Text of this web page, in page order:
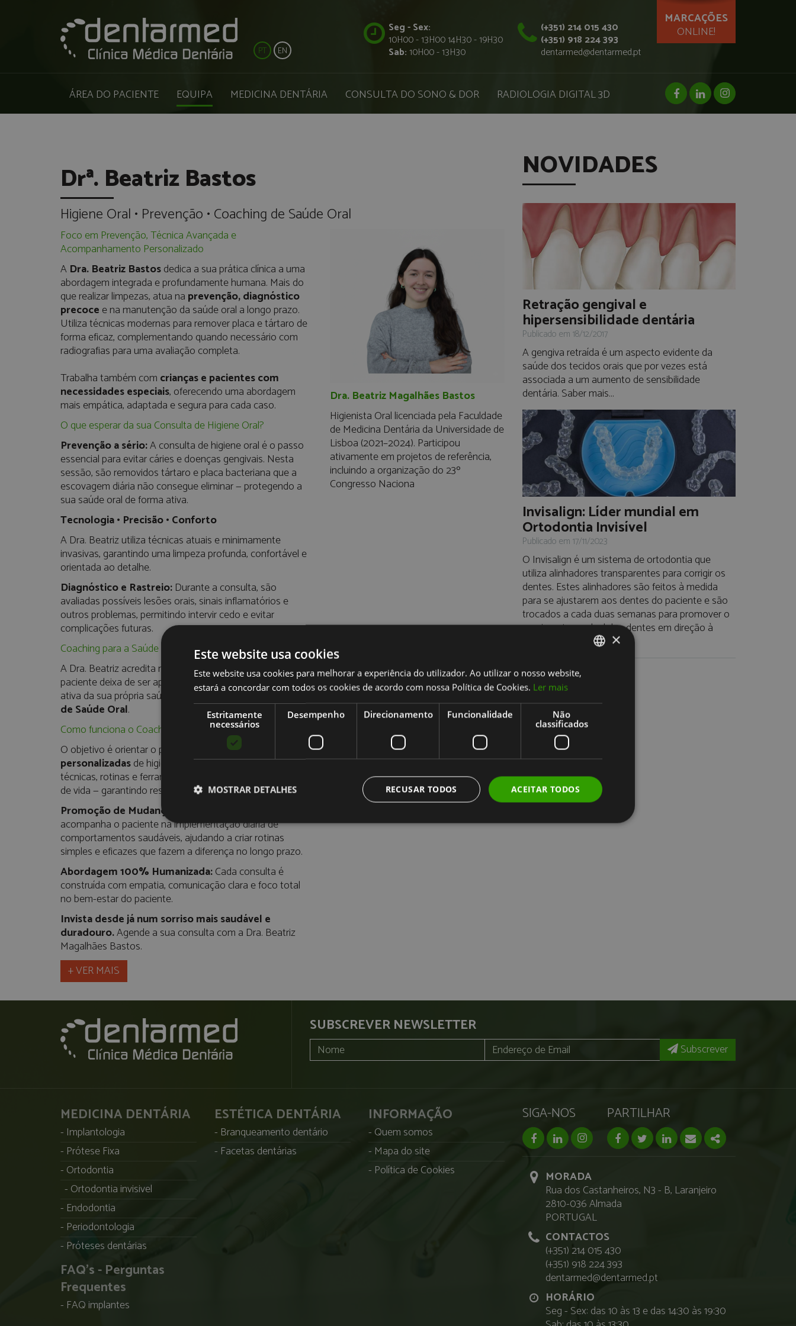
PT EN
Seg - Sex:
10H00 - 13H00 14H30 - 19H30
Sab:10H00 - 13H30
(+351) 214 015 430
(+351) 918 224 393
dentarmed@dentarmed.pt
MARCAÇÕES
ONLINE!
facebook page
linkedin pageinstagram page
ÁREA DO PACIENTE EQUIPA MEDICINA DENTÁRIA CONSULTA DO SONO & DOR RADIOLOGIA DIGITAL 3D
Drª. Beatriz Bastos
Higiene Oral • Prevenção • Coaching de Saúde Oral
Foco em Prevenção, Técnica Avançada e
Acompanhamento Personalizado
A Dra. Beatriz Bastosdedica a sua prática clínica a uma
abordagem integrada e profundamente humana. Mais do
que realizar limpezas, atua na prevenção, diagnóstico
precoce e na manutenção da saúde oral a longo prazo.
Utiliza técnicas modernas para remover placa e tártaro de
forma eficaz, complementando quando necessário com
radiografias para uma avaliação completa.
Trabalha também com crianças e pacientes com
necessidades especiais, oferecendo uma abordagem
mais empática, adaptada e segura para cada caso.
O que esperar da sua Consulta de Higiene Oral?
Prevenção a sério:A consulta de higiene oral é o passo
essencial para evitar cáries e doenças gengivais. Nesta
sessão, são removidos tártaro e placa bacteriana que a
escovagem diária não consegue eliminar — protegendo a
sua saúde oral de forma ativa.
Tecnologia • Precisão • Conforto
A Dra. Beatriz utiliza técnicas atuais e minimamente
invasivas, garantindo uma limpeza profunda, confortável e
orientada ao detalhe.
Diagnóstico e Rastreio: Durante a consulta, são
avaliadas possíveis lesões orais, sinais inflamatórios e
outros problemas, permitindo intervir cedo e evitar
complicações futuras.
Coaching para a Saúde Oral: Uma Parceria para o Futuro
A Dra. Beatriz acredita numa abordagem em que o
paciente deixa de ser apenas “tratado” e passa a ser parte
ativa da sua própria saúde. É aqui que entra oCoaching
de Saúde Oral.
Como funciona o Coaching?
O objetivo é orientar o paciente com
estratégias
personalizadasde higiene oral. A Dra. Beatriz adapta
técnicas, rotinas e ferramentas aos seus hábitos e estilo
de vida — garantindo resultados reais e sustentáveis.
Promoção de Mudança de Hábitos:
acompanha o paciente na implementação diária de
comportamentos saudáveis, ajudando a criar rotinas
simples e eficazes que fazem a diferença no longo prazo.
Abordagem 100% Humanizada:Cada consulta é
construída com empatia, comunicação clara e foco total
no bem-estar do paciente.
Invista desde já num sorriso mais saudável e
duradouro.Agende a sua consulta com a Dra. Beatriz
Magalhães Bastos.
+ VER MAIS
Dra. Beatriz Magalhães Bastos
Higienista Oral licenciada pela Faculdade
de Medicina Dentária da Universidade de
Lisboa (2021–2024). Participou
ativamente em projetos de referência,
incluindo a organização do 23º
Congresso Naciona
NOVIDADES
Retração gengival e
hipersensibilidade dentária
Publicado em 18/12/2017
A gengiva retraída é um aspecto evidente da
saúde dos tecidos orais que por vezes está
associada a um aumento de sensibilidade
dentária. Saber mais...
Invisalign: Líder mundial em
Ortodontia Invisível
Publicado em 17/11/2023
O Invisalign é um sistema de ortodontia que
utiliza alinhadores transparentes para corrigir os
dentes. Estes alinhadores são feitos à medida
para se ajustarem aos dentes do paciente e são
trocados a cada duas semanas para promover o
movimento gradual dos dentes em direção à
posição desejada.
VER TODAS
SUBSCREVER NEWSLETTER
Subscrever
MEDICINA DENTÁRIA
Implantologia
Prótese Fixa
Ortodontia
Ortodontia invisivel
Endodontia
Periodontologia
Próteses dentárias
ESTÉTICA DENTÁRIA
Branqueamento dentário
Facetas dentárias
INFORMAÇÃO
Quem somos
Mapa do site
Política de Cookies
FAQ's - Perguntas
Frequentes
FAQ implantes
SIGA-NOS
facebook page
linkedin page
instagram page
PARTILHAR
Facebook
TwitterLinkedinEmail Share
MORADA
Rua dos Castanheiros, N3 - B, Laranjeiro
2810-036 Almada
PORTUGAL
CONTACTOS
(+351) 214 015 430
(+351) 918 224 393
dentarmed@dentarmed.pt
HORÁRIO
Seg - Sex: das 10 às 13 e das 14:30 às 19:30
PORTUGUESE
×
Este website usa cookies
Este website usa cookies para melhorar a experiência do utilizador. Ao utilizar o nosso website,
estará a concordar com todos os cookies de acordo com nossa Política de Cookies. Ler mais
Estritamente
necessários
Desempenho Direcionamento Funcionalidade
Não
classificados
ACEITAR TODOS
RECUSAR TODOS
MOSTRAR DETALHES